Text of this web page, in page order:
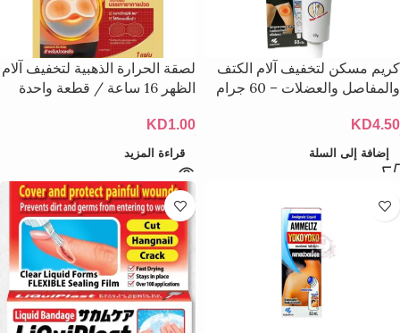
كريم مسكن لتخفيف آلام الكتف
والمفاصل والعضلات – 60 جرام
KD4.50
إضافة إلى السلة
لصقة الحرارة الذهبية لتخفيف آلام
الظهر 16 ساعة / قطعة واحدة
KD1.00
قراءة المزيد